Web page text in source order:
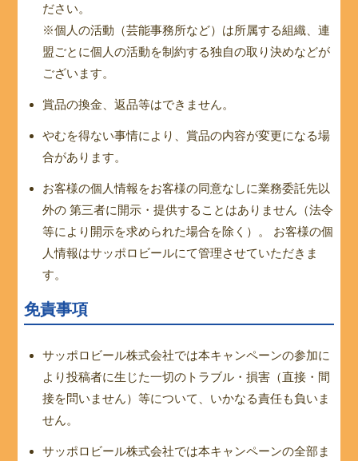
ださい。
※個人の活動（芸能事務所など）は所属する組織、連
盟ごとに個人の活動を制約する独自の取り決めなどが
ございます。
賞品の換金、返品等はできません。
やむを得ない事情により、賞品の内容が変更になる場
合があります。
お客様の個人情報をお客様の同意なしに業務委託先以
外の 第三者に開示・提供することはありません（法令
等により開示を求められた場合を除く）。 お客様の個
人情報はサッポロビールにて管理させていただきま
す。
免責事項
サッポロビール株式会社では本キャンペーンの参加に
より投稿者に生じた一切のトラブル・損害（直接・間
接を問いません）等について、いかなる責任も負いま
せん。
サッポロビール株式会社では本キャンペーンの全部ま